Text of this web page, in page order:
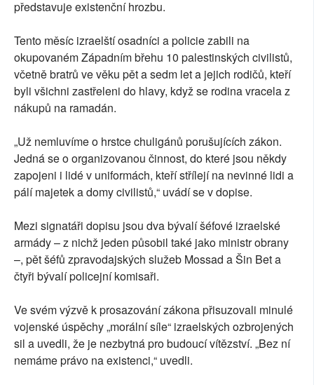
představuje existenční hrozbu.
Tento měsíc izraelští osadníci a policie zabili na
okupovaném Západním břehu 10 palestinských civilistů,
včetně bratrů ve věku pět a sedm let a jejich rodičů, kteří
byli všichni zastřeleni do hlavy, když se rodina vracela z
nákupů na ramadán.
„Už nemluvíme o hrstce chuligánů porušujících zákon.
Jedná se o organizovanou činnost, do které jsou někdy
zapojeni i lidé v uniformách, kteří střílejí na nevinné lidi a
pálí majetek a domy civilistů,“ uvádí se v dopise.
Mezi signatáři dopisu jsou dva bývalí šéfové izraelské
armády – z nichž jeden působil také jako ministr obrany
–, pět šéfů zpravodajských služeb Mossad a Šin Bet a
čtyři bývalí policejní komisaři.
Ve svém výzvě k prosazování zákona přisuzovali minulé
vojenské úspěchy „morální síle“ izraelských ozbrojených
sil a uvedli, že je nezbytná pro budoucí vítězství. „Bez ní
nemáme právo na existenci,“ uvedli.